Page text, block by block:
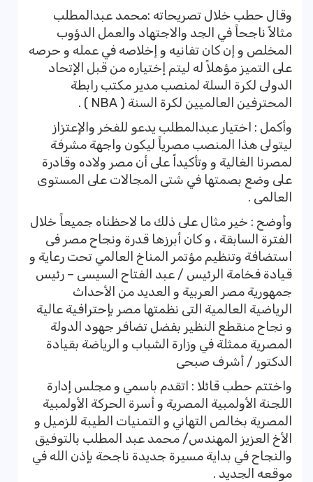
وقال حطب خلال تصريحاته :محمد عبدالمطلب
مثالاً ناجحاً في الجد والاجتهاد والعمل الدؤوب
المخلص و إن كان تفانيه و إخلاصه في عمله و حرصه
على التميز مؤهلاً له ليتم إختياره من قبل الإتحاد
الدولى لكرة السلة لمنصب مدير مكتب رابطة
المحترفين العالميين لكرة السنة ( NBA ) .
وأكمل : اختيار عبدالمطلب يدعو للفخر والإعتزاز
ليتولى هذا المنصب مصرياً ليكون واجهة مشرفة
لمصرنا الغالية و وتأكيداً على أن مصر ولاده وقادرة
على وضع بصمتها في شتى المجالات على المستوى
العالمى .
وأوضح : خير مثال على ذلك ما لاحظناه جميعاً خلال
الفترة السابقة ، و كان أبرزها قدرة ونجاح مصر فى
استضافة وتنظيم مؤتمر المناخ العالمي تحت رعاية و
قيادة فخامة الرئيس / عبد الفتاح السيسى – رئيس
جمهورية مصر العربية و العديد من الأحداث
الرياضية العالمية التى نظمتها مصر بإحترافية عالية
و نجاح منقطع النظير بفضل تضافر جهود الدولة
المصرية ممثلة في وزارة الشباب و الرياضة بقيادة
الدكتور / أشرف صبحى
واختتم حطب قائلا : اتقدم باسمي و مجلس إدارة
اللجنة الأولمبية المصرية و أسرة الحركة الأولمبية
المصرية بخالص التهاني و التمنيات الطيبة للزميل و
الأخ العزيز المهندس/ محمد عبد المطلب بالتوفيق
والنجاح في بداية مسيرة جديدة ناجحة بإذن الله في
موقعه الجديد .